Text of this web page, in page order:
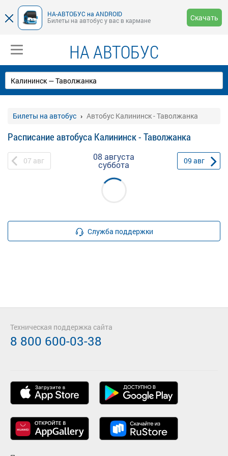
НА-АВТОБУС на ANDROID
Билеты на автобус у вас в кармане
Скачать
НА АВТОБУС
Билеты на автобус Автобус Калининск - Таволжанка
Расписание автобуса Калининск - Таволжанка
07 авг 08 августа
суббота 09 авг
Служба поддержки
Техническая поддержка сайта
8 800 600-03-38